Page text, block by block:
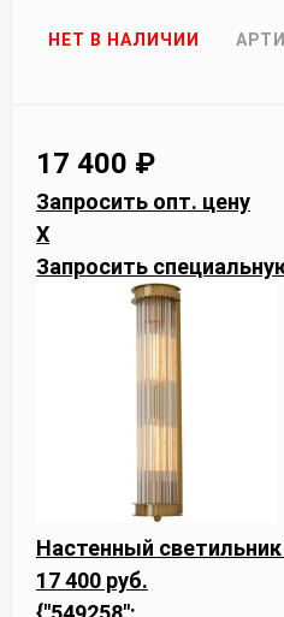
НЕТ В НАЛИЧИИ
17 400 ₽
Запросить опт. цену
X
Запросить
Настенный
17 400 руб.